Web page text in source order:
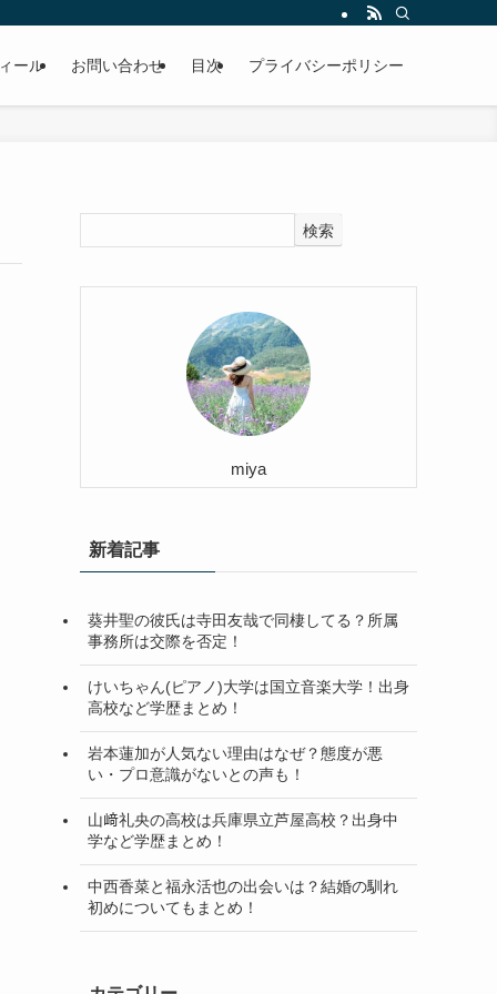
ール お問い合わせ 目次 プライバシーポリシー
検索
miya
新着記事
葵井聖の彼氏は寺田友哉で同棲してる？所属
事務所は交際を否定！
けいちゃん(ピアノ)大学は国立音楽大学！出身
高校など学歴まとめ！
岩本蓮加が人気ない理由はなぜ？態度が悪
い・プロ意識がないとの声も！
山﨑礼央の高校は兵庫県立芦屋高校？出身中
学など学歴まとめ！
中西香菜と福永活也の出会いは？結婚の馴れ
初めについてもまとめ！